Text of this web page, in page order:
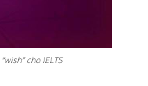
cho IELTS